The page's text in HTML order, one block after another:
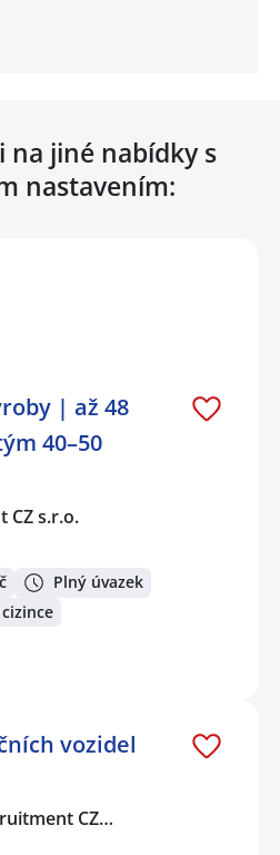
na jiné nabídky s
nastavením:
| až 48
40–50
CZ s.r.o.
Plný úvazek
vozidel
CZ…